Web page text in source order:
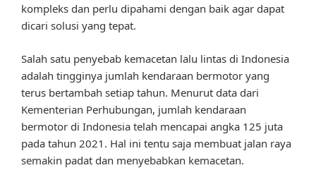
kompleks dan perlu dipahami dengan baik agar dapat
dicari solusi yang tepat.
Salah satu penyebab kemacetan lalu lintas di Indonesia
adalah tingginya jumlah kendaraan bermotor yang
terus bertambah setiap tahun. Menurut data dari
Kementerian Perhubungan, jumlah kendaraan
bermotor di Indonesia telah mencapai angka 125 juta
pada tahun 2021. Hal ini tentu saja membuat jalan raya
semakin padat dan menyebabkan kemacetan.